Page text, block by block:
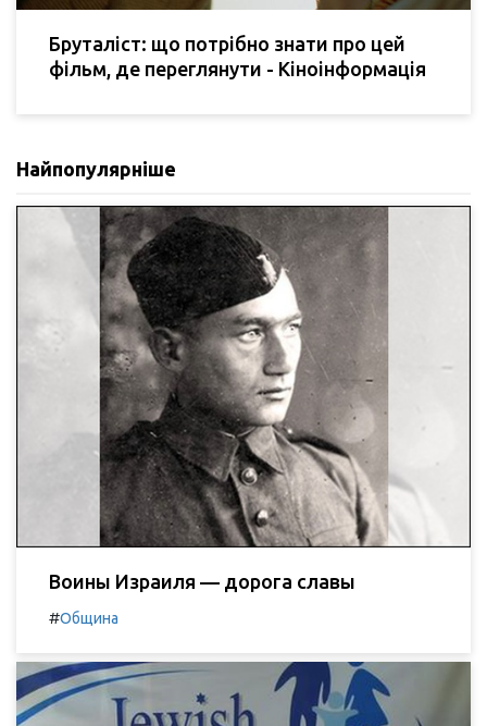
Бруталіст: що потрібно знати про цей
фільм, де переглянути - Кіноінформація
Найпопулярніше
Воины Израиля — дорога славы
#Община